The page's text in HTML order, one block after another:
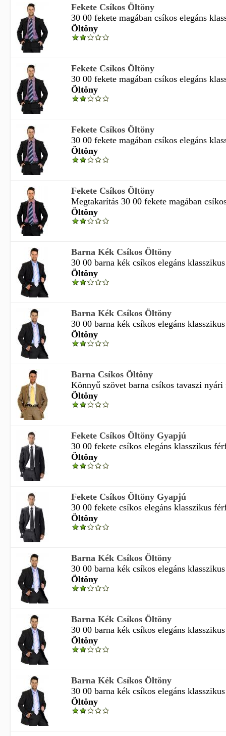
Fekete Csíkos Öltöny
30 00 fekete magában csíkos elegáns
Öltöny
Fekete Csíkos Öltöny
30 00 fekete magában csíkos elegáns
Öltöny
Fekete Csíkos Öltöny
30 00 fekete magában csíkos elegáns
Öltöny
Fekete Csíkos Öltöny
Megtakarítás 30 00 fekete magában
Öltöny
Barna Kék Csíkos Öltöny
30 00 barna kék csíkos elegáns
Öltöny
Barna Kék Csíkos Öltöny
30 00 barna kék csíkos elegáns
Öltöny
Barna Csíkos Öltöny
Könnyű szövet barna csíkos tavaszi
Öltöny
Fekete Csíkos Öltöny Gyapjú
30 00 fekete csíkos elegáns klasszikus
Öltöny
Fekete Csíkos Öltöny Gyapjú
30 00 fekete csíkos elegáns klasszikus
Öltöny
Barna Kék Csíkos Öltöny
30 00 barna kék csíkos elegáns
Öltöny
Barna Kék Csíkos Öltöny
30 00 barna kék csíkos elegáns
Öltöny
Barna Kék Csíkos Öltöny
30 00 barna kék csíkos elegáns
Öltöny